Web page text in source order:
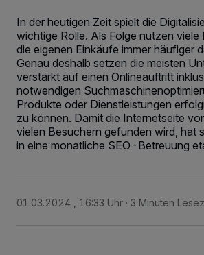
In der heutigen Zeit spielt die
wichtige Rolle. Als Folge nutzen viele
die eigenen Einkäufe immer häufiger
Genau deshalb setzen die meisten
verstärkt auf einen Onlineauftritt
notwendigen
Produkte oder Dienstleistungen
zu können. Damit die Internetseite
vielen Besuchern gefunden wird, hat
in eine monatliche SEO-Betreuung
01.03.2024 , 16:33 Uhr 3 Minuten